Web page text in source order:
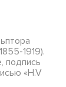
1919).
подпись
«H.V